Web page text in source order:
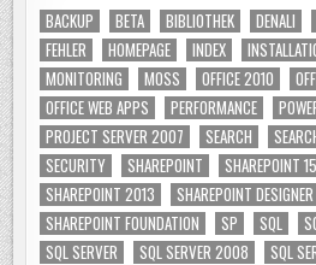
BACKUP BETA BIBLIOTHEK DENALI
FEHLER
HOMEPAGE INDEX
MONITORING
MOSS OFFICE 2010
OFFICE WEB APPS
PERFORMANCE
PROJECT SERVER 2007
SEARCH
SECURITY
SHAREPOINT SHAREPOINT 15
SHAREPOINT 2013
SHAREPOINT DESIGNER
SHAREPOINT FOUNDATION
SP SQL
SQL SERVER
SQL SERVER 2008
SQL